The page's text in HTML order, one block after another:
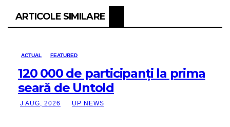
ARTICOLE SIMILARE
ACTUAL FEATURED
120 000 de participanți la prima
seară de Untold
J AUG, 2026 UP NEWS